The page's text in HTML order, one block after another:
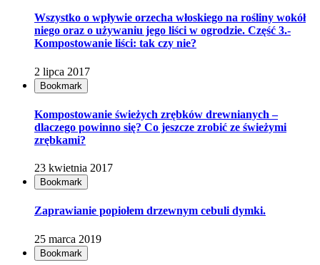
Wszystko o wpływie orzecha włoskiego na rośliny wokół
niego oraz o używaniu jego liści w ogrodzie. Część 3.-
Kompostowanie liści: tak czy nie?
2 lipca 2017
Bookmark
Kompostowanie świeżych zrębków drewnianych –
dlaczego powinno się? Co jeszcze zrobić ze świeżymi
zrębkami?
23 kwietnia 2017
Bookmark
Zaprawianie popiołem drzewnym cebuli dymki.
25 marca 2019
Bookmark